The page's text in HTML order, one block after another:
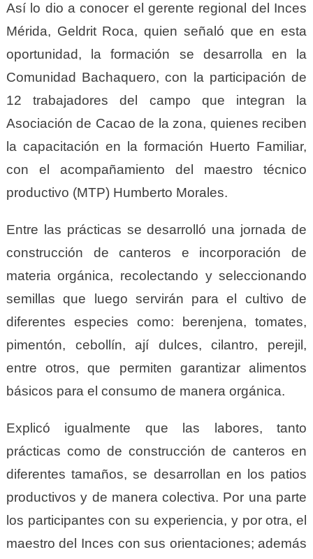
Así lo dio a conocer el gerente regional del Inces
Mérida, Geldrit Roca, quien señaló que en esta
oportunidad, la formación se desarrolla en la
Comunidad Bachaquero, con la participación de
12 trabajadores del campo que integran la
Asociación de Cacao de la zona, quienes reciben
la capacitación en la formación Huerto Familiar,
con el acompañamiento del maestro técnico
productivo (MTP) Humberto Morales.
Entre las prácticas se desarrolló una jornada de
construcción de canteros e incorporación de
materia orgánica, recolectando y seleccionando
semillas que luego servirán para el cultivo de
diferentes especies como: berenjena, tomates,
pimentón, cebollín, ají dulces, cilantro, perejil,
entre otros, que permiten garantizar alimentos
básicos para el consumo de manera orgánica.
Explicó igualmente que las labores, tanto
prácticas como de construcción de canteros en
diferentes tamaños, se desarrollan en los patios
productivos y de manera colectiva. Por una parte
los participantes con su experiencia, y por otra, el
maestro del Inces con sus orientaciones; además